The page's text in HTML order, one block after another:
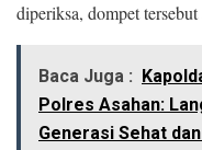
diperiksa, dompet
Baca Juga :
Polres Asahan:
Generasi Sehat